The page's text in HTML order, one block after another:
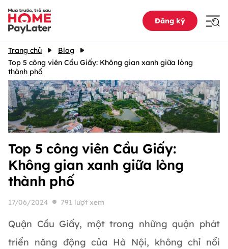
Đăng ký
Trang chủ
Blog
Top 5 công viên Cầu Giấy: Không gian xanh giữa lòng
thành phố
Top 5 công viên Cầu Giấy:
Không gian xanh giữa lòng
thành phố
17/06/2024 791 lượt xem
Quận Cầu Giấy, một trong những quận phát
triển năng động của Hà Nội, không chỉ nổi